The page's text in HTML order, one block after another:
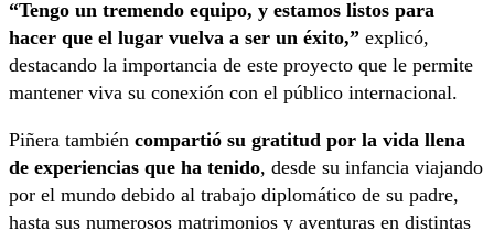
“Tengo un tremendo equipo, y estamos listos para
hacer que el lugar vuelva a ser un éxito,” explicó,
destacando la importancia de este proyecto que le permite
mantener viva su conexión con el público internacional.
Piñera también compartió su gratitud por la vida llena
de experiencias que ha tenido, desde su infancia viajando
por el mundo debido al trabajo diplomático de su padre,
hasta sus numerosos matrimonios y aventuras en distintas